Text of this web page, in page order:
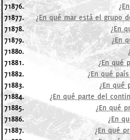
71876.
71877.
¿En qué mar está el grupo
71878.
¿En
71879.
¿En
71880.
71881.
¿En qué
71882.
¿En qué
71883.
¿En qué
71884.
¿En qué parte del
71885.
¿En qué
71886.
¿En
71887.
¿En qué